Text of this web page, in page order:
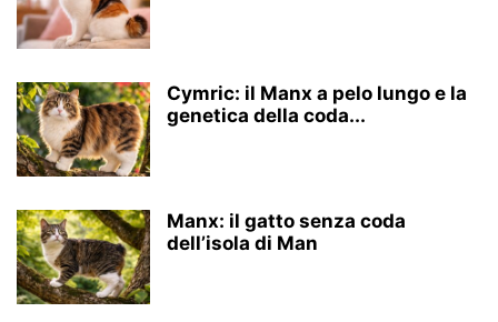
Cymric: il Manx a pelo lungo e la
genetica della coda...
Manx: il gatto senza coda
dell’isola di Man